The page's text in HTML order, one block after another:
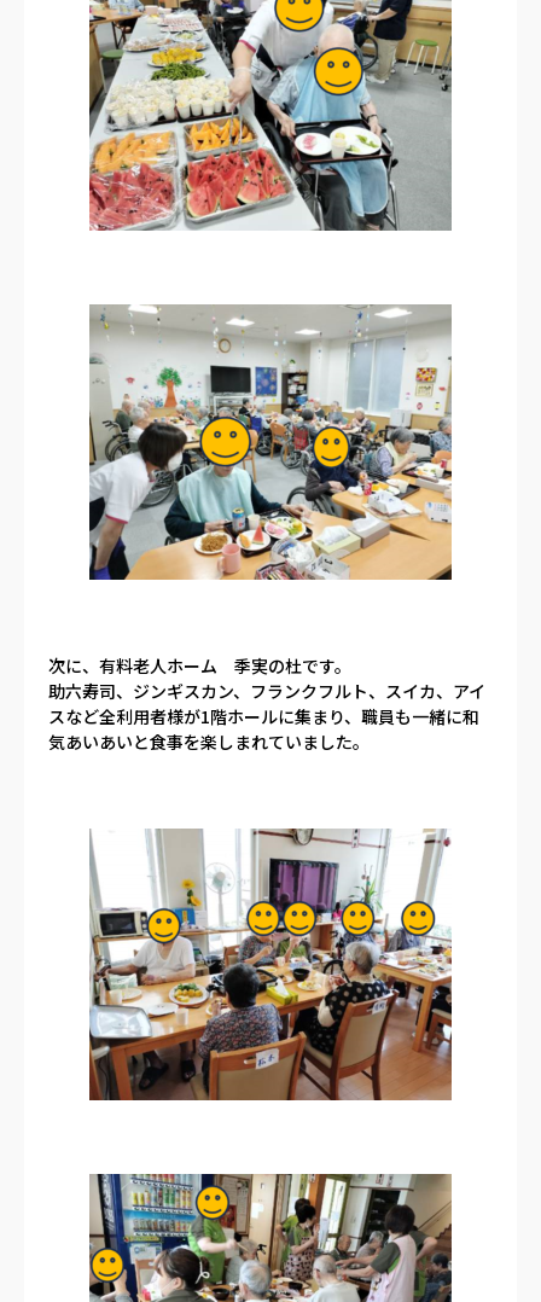
次に、有料老人ホーム 季実の杜です。
助六寿司、ジンギスカン、フランクフルト、スイカ、アイ
スなど全利用者様が1階ホールに集まり、職員も一緒に和
気あいあいと食事を楽しまれていました。